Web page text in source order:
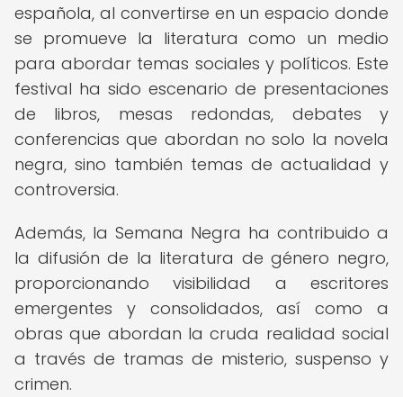
española, al convertirse en un espacio donde
se promueve la literatura como un medio
para abordar temas sociales y políticos. Este
festival ha sido escenario de presentaciones
de libros, mesas redondas, debates y
conferencias que abordan no solo la novela
negra, sino también temas de actualidad y
controversia.
Además, la Semana Negra ha contribuido a
la difusión de la literatura de género negro,
proporcionando visibilidad a escritores
emergentes y consolidados, así como a
obras que abordan la cruda realidad social
a través de tramas de misterio, suspenso y
crimen.